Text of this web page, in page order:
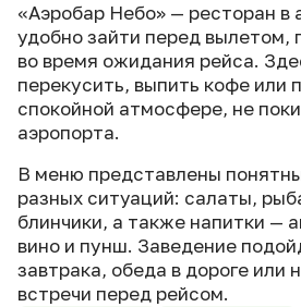
«Аэробар Небо» — ресторан в
удобно зайти перед вылетом,
во время ожидания рейса.
перекусить, выпить кофе или
спокойной атмосфере, не
аэропорта.
В меню представлены
разных ситуаций: салаты,
блинчики, а также напитки —
вино и пунш. Заведение
завтрака, обеда в дороге или
встречи перед рейсом.